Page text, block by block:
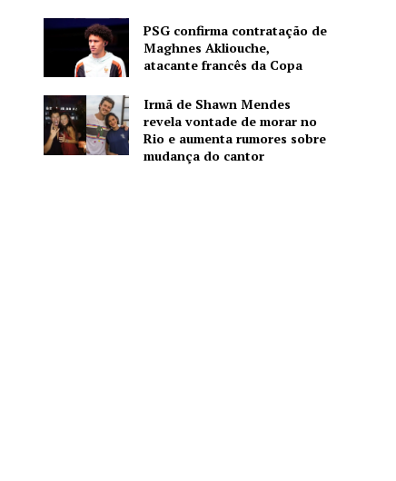
PSG confirma contratação de
Maghnes Akliouche,
atacante francês da Copa
Irmã de Shawn Mendes
revela vontade de morar no
Rio e aumenta rumores sobre
mudança do cantor